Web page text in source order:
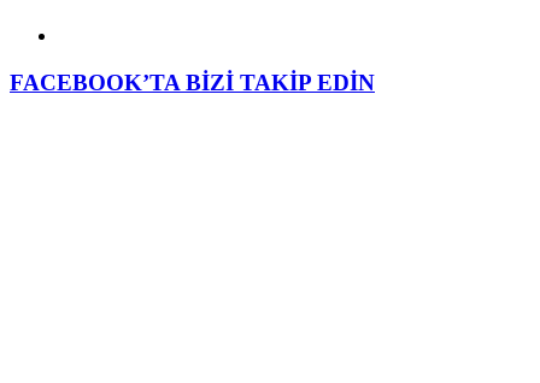
FACEBOOK’TA BİZİ TAKİP EDİN